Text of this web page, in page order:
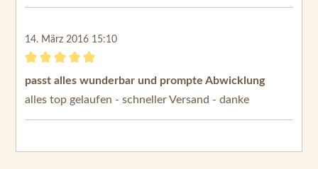
14. März 2016 15:10
Bewertung mit 5 von 5 Sternen
passt alles wunderbar und prompte Abwicklung
alles top gelaufen - schneller Versand - danke